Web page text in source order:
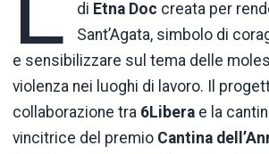
di Etna Doc creata per
Sant’Agata, simbolo di
e sensibilizzare sul tema delle
violenza nei luoghi di lavoro. Il
collaborazione tra 6Libera e la
vincitrice del premio Cantina